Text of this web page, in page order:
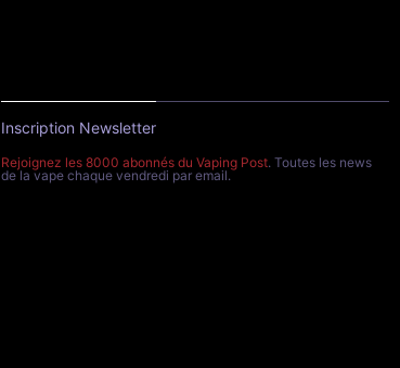
Inscription Newsletter
Rejoignez les 8000 abonnés du Vaping Post. Toutes les news
de la vape chaque vendredi par email.